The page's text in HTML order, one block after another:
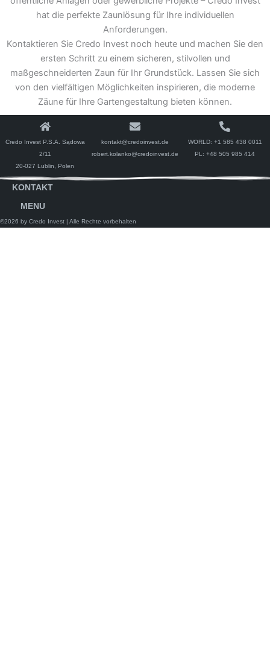
hat die perfekte Zaunlösung für Ihre individuellen
Anforderungen.
Kontaktieren Sie Credo Invest noch heute und machen Sie den
ersten Schritt zu einem sicheren, stilvollen und
maßgeschneiderten Zaun für Ihr Grundstück. Lassen Sie sich
von den vielfältigen Möglichkeiten inspirieren, die moderne
Zäune für Ihre Gartengestaltung bieten können.
Credo Invest P.S.A. Sądowa
2/11
20-027 Lublin, Polen
kontakt@credoinvest.de
robert.kolanko@credoinvest.de
WORLD: +1 585 438 0011
PL:+48 505 985 414
KONTAKT
MENU
©2026 by Credo Invest | Alle Rechte vorbehalten